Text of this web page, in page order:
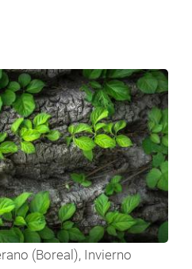
(Boreal), Invierno